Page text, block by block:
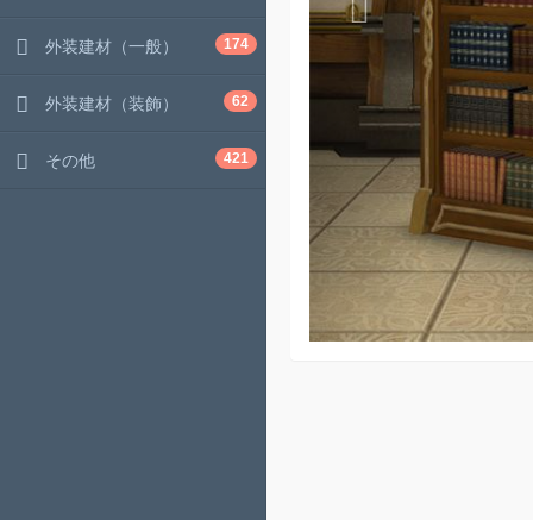
外装建材（一般） 174
外装建材（装飾） 62
その他 421